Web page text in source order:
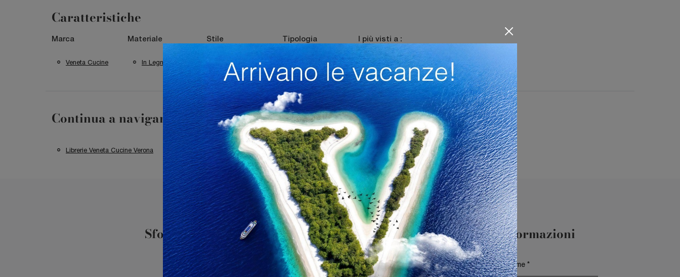
Caratteristiche
Marca
Veneta Cucine
Materiale
In Legno Laccato
Stile
Moderne
Tipologia
Sospese
I più visti a :
Bergamo Trento Verona
Continua a navigare
Librerie Veneta Cucine Verona Librerie Veneta Cucine Trento Librerie Veneta Cucine Bergamo
Sfoglia i cataloghi Richiedi Maggiori Informazioni